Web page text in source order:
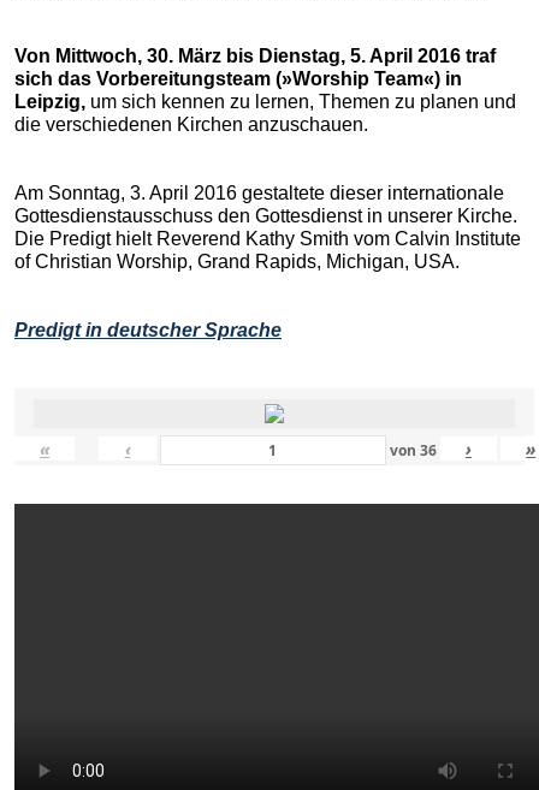
Von Mittwoch, 30. März bis Dienstag, 5. April 2016 traf
sich das Vorbereitungsteam (»Worship Team«) in
Leipzig, um sich kennen zu lernen, Themen zu planen und
die verschiedenen Kirchen anzuschauen.
Am Sonntag, 3. April 2016 gestaltete dieser internationale
Gottesdienstausschuss den Gottesdienst in unserer Kirche.
Die Predigt hielt Reverend Kathy Smith vom Calvin Institute
of Christian Worship, Grand Rapids, Michigan, USA.
Predigt in deutscher Sprache
« ‹ von 36 › »